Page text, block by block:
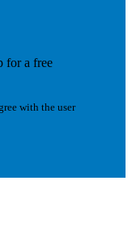
for a free
with the user